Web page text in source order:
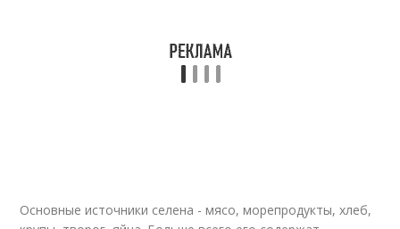
Основные источники селена - мясо, морепродукты, хлеб,